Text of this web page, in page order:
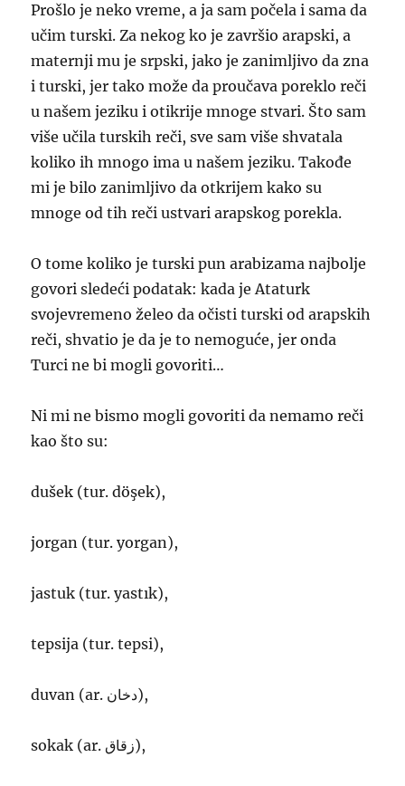
Prošlo je neko vreme, a ja sam počela i sama da
učim turski. Za nekog ko je završio arapski, a
maternji mu je srpski, jako je zanimljivo da zna
i turski, jer tako može da proučava poreklo reči
u našem jeziku i otikrije mnoge stvari. Što sam
više učila turskih reči, sve sam više shvatala
koliko ih mnogo ima u našem jeziku. Takođe
mi je bilo zanimljivo da otkrijem kako su
mnoge od tih reči ustvari arapskog porekla.
O tome koliko je turski pun arabizama najbolje
govori sledeći podatak: kada je Ataturk
svojevremeno želeo da očisti turski od arapskih
reči, shvatio je da je to nemoguće, jer onda
Turci ne bi mogli govoriti…
Ni mi ne bismo mogli govoriti da nemamo reči
kao što su:
dušek (tur. döşek),
jorgan (tur. yorgan),
jastuk (tur. yastık),
tepsija (tur. tepsi),
duvan (ar. دخان),
sokak (ar. زقاق),